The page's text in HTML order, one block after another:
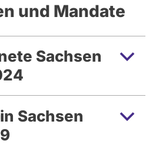
und Mandate
Sachsen
Sachsen